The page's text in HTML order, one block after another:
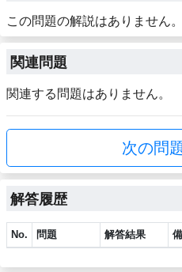
この問題の解説はありません。
関連問題
関連する問題はありません。
次の問
解答履歴
No. 問題 解答結果